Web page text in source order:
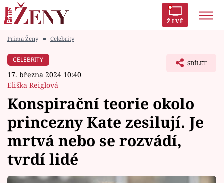
ŽIVĚ
Módní alarm
Témata
Celebrity
Vztahy
Prima Ženy ■ Celebrity
CELEBRITY
17. března 2024 10:40
Eliška Reiglová
SDÍLET
Konspirační teorie okolo
princezny Kate zesilují. Je
mrtvá nebo se rozvádí,
tvrdí lidé